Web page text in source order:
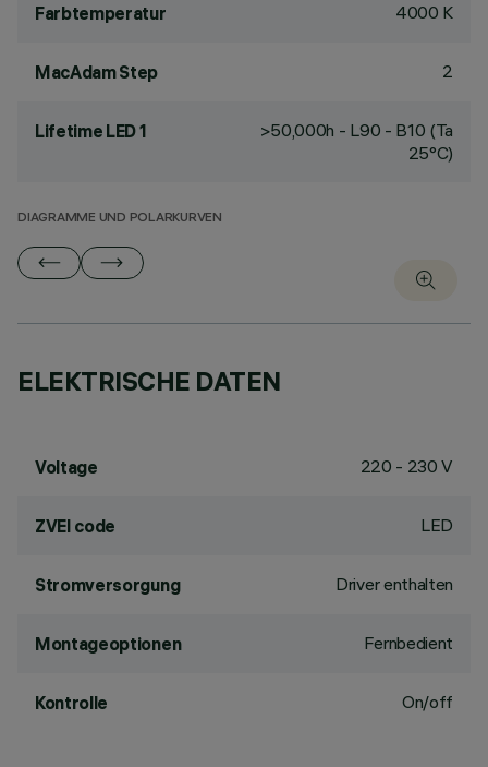
Farbtemperatur 4000 K
MacAdam Step 2
Lifetime LED 1
>50,000h - L90 - B10 (Ta
25°C)
DIAGRAMME UND POLARKURVEN
ELEKTRISCHE DATEN
Voltage 220 - 230 V
ZVEI code LED
Stromversorgung Driver enthalten
Montageoptionen Fernbedient
Kontrolle On/off